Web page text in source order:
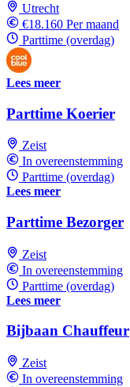
Utrecht
€18.160 Per maand
Parttime (overdag)
Lees meer
Parttime Koerier
Zeist
In overeenstemming
Parttime (overdag)
Lees meer
Parttime Bezorger
Zeist
In overeenstemming
Parttime (overdag)
Lees meer
Bijbaan Chauffeur
Zeist
In overeenstemming